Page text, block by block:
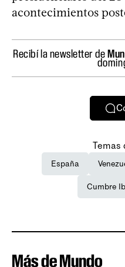
acontecimientos
Recibí la newsletter de
Temas
España
Cumbre
Más de Mundo